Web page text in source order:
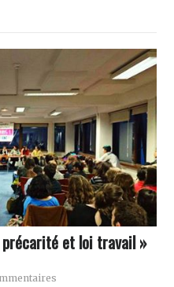
précarité et loi travail »